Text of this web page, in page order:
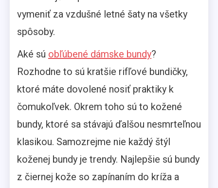
vymeniť za vzdušné letné šaty na všetky
spôsoby.
Aké sú obľúbené dámske bundy?
Rozhodne to sú kratšie rifľové bundičky,
ktoré máte dovolené nosiť praktiky k
čomukoľvek. Okrem toho sú to kožené
bundy, ktoré sa stávajú ďalšou nesmrteľnou
klasikou. Samozrejme nie každý štýl
koženej bundy je trendy. Najlepšie sú bundy
z čiernej kože so zapínaním do kríža a